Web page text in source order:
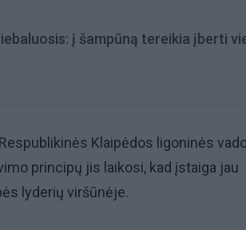
į šampūną tereikia įberti
Klaipėdos ligoninės
principų jis laikosi, kad įstaiga jau
lyderių viršūnėje.